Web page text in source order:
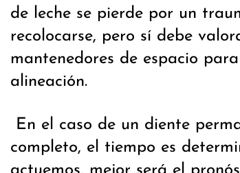
de leche se pierde por un
recolocarse, pero sí debe
mantenedores de espacio
alineación.
En el caso de un diente
completo, el tiempo es